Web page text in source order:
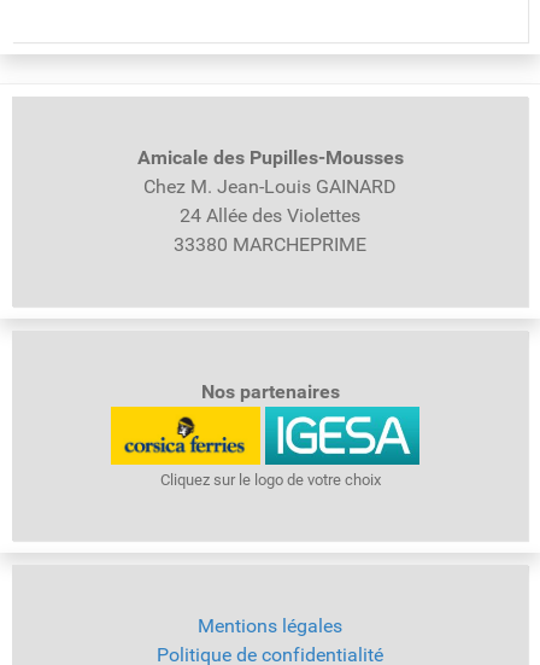
Amicale des Pupilles-Mousses
Chez M. Jean-Louis GAINARD
24 Allée des Violettes
33380 MARCHEPRIME
Nos partenaires
Cliquez sur le logo de votre choix
Mentions légales
Politique de confidentialité